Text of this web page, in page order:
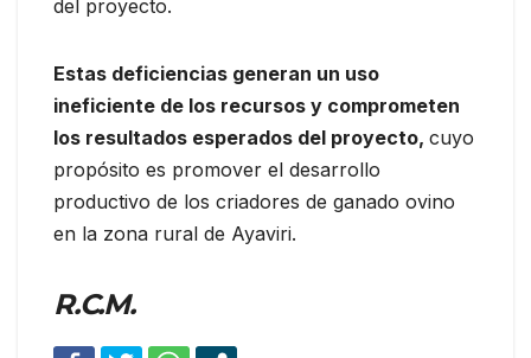
del proyecto.
Estas deficiencias generan un uso
ineficiente de los recursos y comprometen
los resultados esperados del proyecto, cuyo
propósito es promover el desarrollo
productivo de los criadores de ganado ovino
en la zona rural de Ayaviri.
R.C.M.